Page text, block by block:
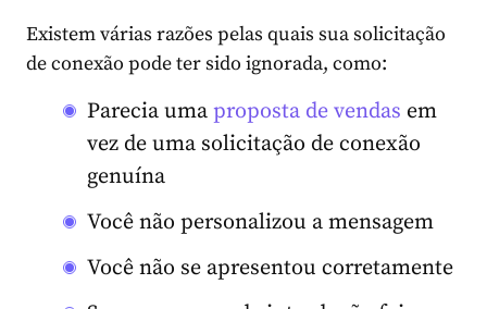
Existem várias razões pelas quais sua solicitação
de conexão pode ter sido ignorada, como:
Parecia uma proposta de vendas em
vez de uma solicitação de conexão
genuína
Você não personalizou a mensagem
Você não se apresentou corretamente